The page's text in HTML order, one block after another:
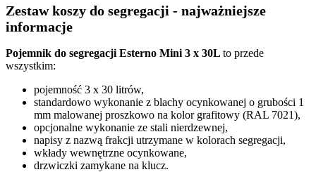
Zestaw koszy do segregacji - najważniejsze
informacje
Pojemnik do segregacji Esterno Mini 3 x 30L to przede
wszystkim:
pojemność 3 x 30 litrów,
standardowo wykonanie z blachy ocynkowanej o grubości 1
mm malowanej proszkowo na kolor grafitowy (RAL 7021),
opcjonalne wykonanie ze stali nierdzewnej,
napisy z nazwą frakcji utrzymane w kolorach segregacji,
wkłady wewnętrzne ocynkowane,
drzwiczki zamykane na klucz.